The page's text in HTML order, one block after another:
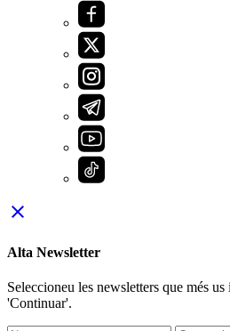
close
Alta Newsletter
Seleccioneu les newsletters que més
'Continuar'.